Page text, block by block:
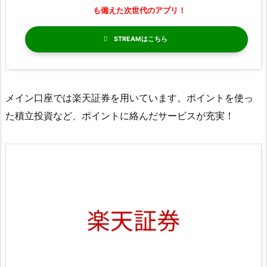
も備えた次世代のアプリ！
STREAM
メイン口座では楽天証券を用いています。ポイントを使っ
た積立投資など、ポイントに絡んだサービスが充実！